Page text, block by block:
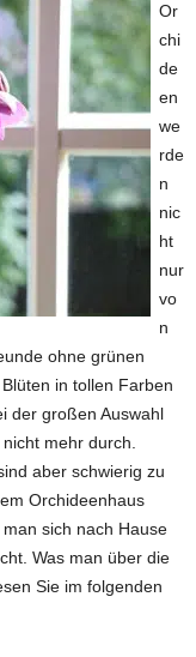
Or
chi
de
en
we
rde
n
nic
ht
nur
vo
n
ohne grünen
in tollen Farben
der großen Auswahl
mehr durch.
aber schwierig zu
Orchideenhaus
sich nach Hause
Was man über die
Sie im folgenden